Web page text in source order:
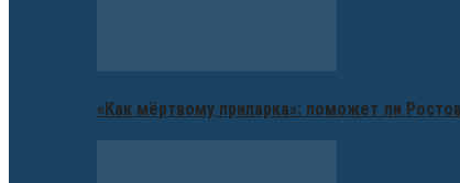
«Как мёртвому припарка»: поможет ли